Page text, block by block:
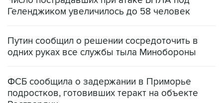
Путин сообщил о решении сосредоточить в
ФСБ сообщила о задержании в Приморье
Росгвардии